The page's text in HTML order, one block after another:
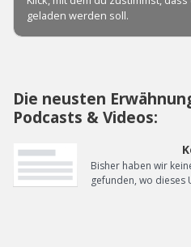
Die neusten
Podcasts & Videos:
Bisher haben wir
gefunden, wo dieses